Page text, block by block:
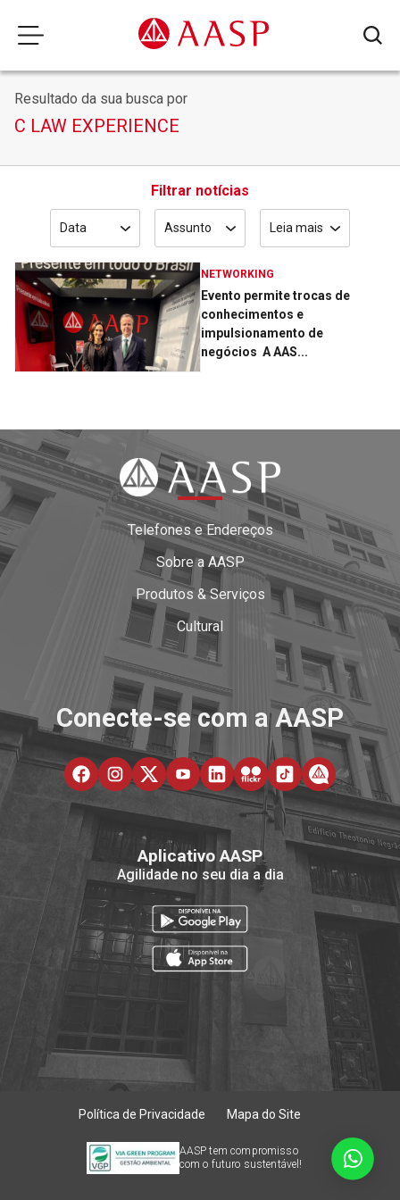
Resultado da sua busca por
C LAW EXPERIENCE
Filtrar notícias
Data Assunto Leia mais
NETWORKING
Evento permite trocas de
conhecimentos e
impulsionamento de
negócios ­ A AAS...
Telefones e Endereços
Sobre a AASP
Produtos & Serviços
Cultural
Conecte-se com a AASP
Aplicativo AASP
Agilidade no seu dia a dia
Política de Privacidade Mapa do Site
AASP tem compromisso
com o futuro sustentável!